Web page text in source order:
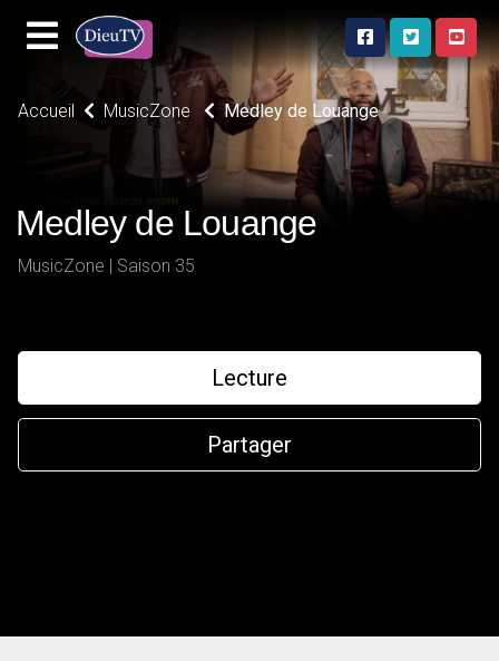
Accueil MusicZone Medley de Louange
Medley de Louange
MusicZone | Saison 35
Lecture
Partager